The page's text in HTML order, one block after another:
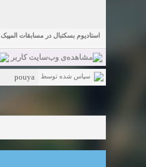
استادیوم بسکتبال در مسابقات المپیک 2012 لندن
سپاس شده توسط pouya